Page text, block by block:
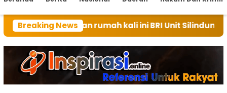
Breaking News
rumah kali ini BRI Unit Silindung Tarutung